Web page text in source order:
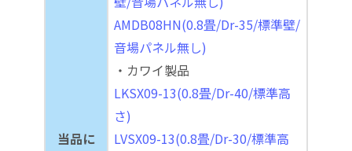
当品に
AMDB08HN(0.8畳/Dr-35/標準壁/
音場パネル無し)
・カワイ製品
LKSX09-13(0.8畳/Dr-40/標準高
さ)
LVSX09-13(0.8畳/Dr-30/標準高